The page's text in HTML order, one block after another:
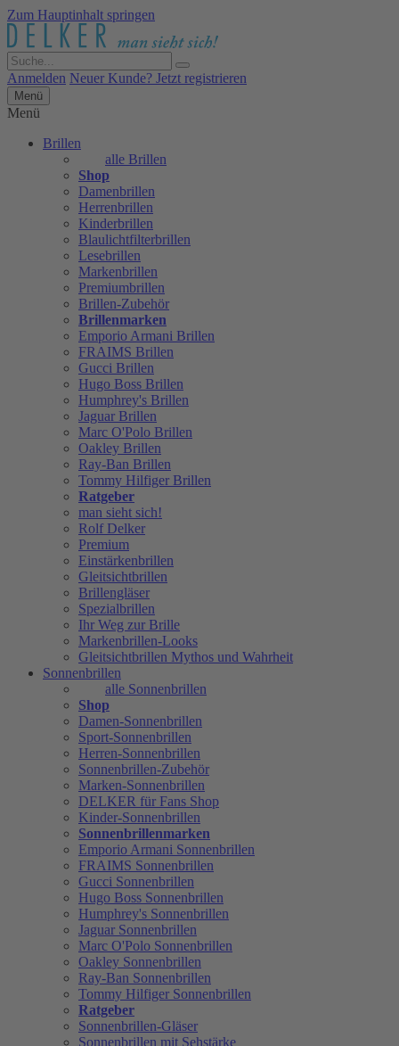
Zum Hauptinhalt springen
Anmelden Neuer Kunde? Jetzt registrieren
Menü
Menü
Brillen
alle Brillen
Shop
Damenbrillen
Herrenbrillen
Kinderbrillen
Blaulichtfilterbrillen
Lesebrillen
Markenbrillen
Premiumbrillen
Brillen-Zubehör
Brillenmarken
Emporio Armani Brillen
FRAIMS Brillen
Gucci Brillen
Hugo Boss Brillen
Humphrey's Brillen
Jaguar Brillen
Marc O'Polo Brillen
Oakley Brillen
Ray-Ban Brillen
Tommy Hilfiger Brillen
Ratgeber
man sieht sich!
Rolf Delker
Premium
Einstärkenbrillen
Gleitsichtbrillen
Brillengläser
Spezialbrillen
Ihr Weg zur Brille
Markenbrillen-Looks
Gleitsichtbrillen Mythos und Wahrheit
Sonnenbrillen
alle Sonnenbrillen
Shop
Damen-Sonnenbrillen
Sport-Sonnenbrillen
Herren-Sonnenbrillen
Sonnenbrillen-Zubehör
Marken-Sonnenbrillen
DELKER für Fans Shop
Kinder-Sonnenbrillen
Sonnenbrillenmarken
Emporio Armani Sonnenbrillen
FRAIMS Sonnenbrillen
Gucci Sonnenbrillen
Hugo Boss Sonnenbrillen
Humphrey's Sonnenbrillen
Jaguar Sonnenbrillen
Marc O'Polo Sonnenbrillen
Oakley Sonnenbrillen
Ray-Ban Sonnenbrillen
Tommy Hilfiger Sonnenbrillen
Ratgeber
Sonnenbrillen-Gläser
Sonnenbrillen mit Sehstärke